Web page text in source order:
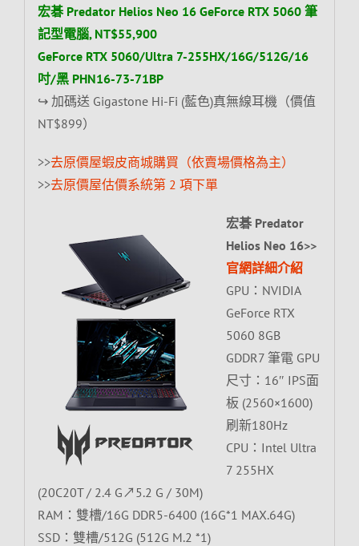
宏碁 Predator Helios Neo 16 GeForce RTX 5060 筆
記型電腦, NT$55,900
GeForce RTX 5060/Ultra 7-255HX/16G/512G/16
吋/黑 PHN16-73-71BP
↪ 加碼送 Gigastone Hi-Fi (藍色)真無線耳機（價值
NT$899）
>>去原價屋蝦皮商城購買（依賣場價格為主）
>>去原價屋估價系統第 2 項下單
宏碁 Predator
Helios Neo 16>>
官網詳細介紹
GPU：NVIDIA
GeForce RTX
5060 8GB
GDDR7 筆電 GPU
尺寸：16″ IPS面
板 (2560×1600)
刷新180Hz
CPU：Intel Ultra
7 255HX
(20C20T / 2.4 G↗5.2 G / 30M)
RAM：雙槽/16G DDR5-6400 (16G*1 MAX.64G)
SSD：雙槽/512G (512G M.2 *1)